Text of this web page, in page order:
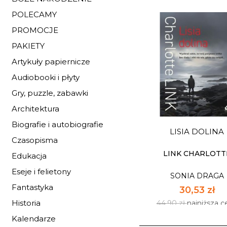
POLECAMY
PROMOCJE
PAKIETY
Artykuły papiernicze
Audiobooki i płyty
Gry, puzzle, zabawki
Architektura
Biografie i autobiografie
Czasopisma
Edukacja
Eseje i felietony
Fantastyka
Historia
Kalendarze
HISTORIA
DZIEWCZYNKI.
SONIA DRAGA
40,73 zł
59,90 złnajniższa
Dostępnych: mały
Ilość:
DO KOSZYKA
LISIA DOLINA
LINK
SONIA DRAGA
30,53 zł
44,90 złnajniższa